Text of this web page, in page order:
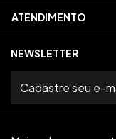
ATENDIMENTO
NEWSLETTER